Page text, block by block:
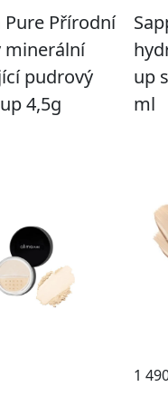
Pure Přírodní
minerální
pudrový
4,5g
up
ml
1